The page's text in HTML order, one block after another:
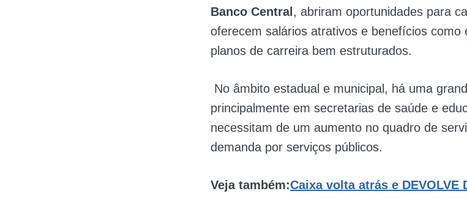
Banco Central , abriram oportunidades para
oferecem salários atrativos e benefícios como
planos de carreira bem estruturados.
No âmbito estadual e municipal, há uma
principalmente em secretarias de saúde e
necessitam de um aumento no quadro de
demanda por serviços públicos.
Veja também:Caixa volta atrás e DEVOLVE